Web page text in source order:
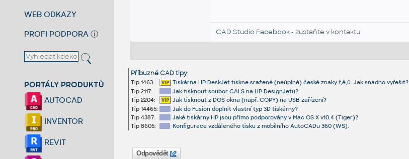
WEB ODKAZY
PROFI PODPORA ⓘ
PORTÁLY PRODUKTŮ
AUTOCAD
INVENTOR
REVIT
CAD Studio Facebook- zústaňte v kontaktu
Příbuzné CAD tipy:
Tip 1463:
Tiskárna HP DeskJet tiskne sražené (neúplné) české znaky ř,ě,ů. Jak snadno vyřešit?
Tip 2117:
Jak tisknout soubor CALS na HP DesignJetu?
Tip 2204:
Jak tisknout z DOS okna (např. COPY) na USB zařízení?
Tip 14465:
Jak do Fusion doplnit vlastní typ 3D tiskárny?
Tip 4387:
Jaké tiskárny HP jsou přímo podporovány v Mac OS X v10.4 (Tiger)?
Tip 8605:
Konfigurace vzdáleného tisku z mobilního AutoCADu 360 (WS).
Odpovědět